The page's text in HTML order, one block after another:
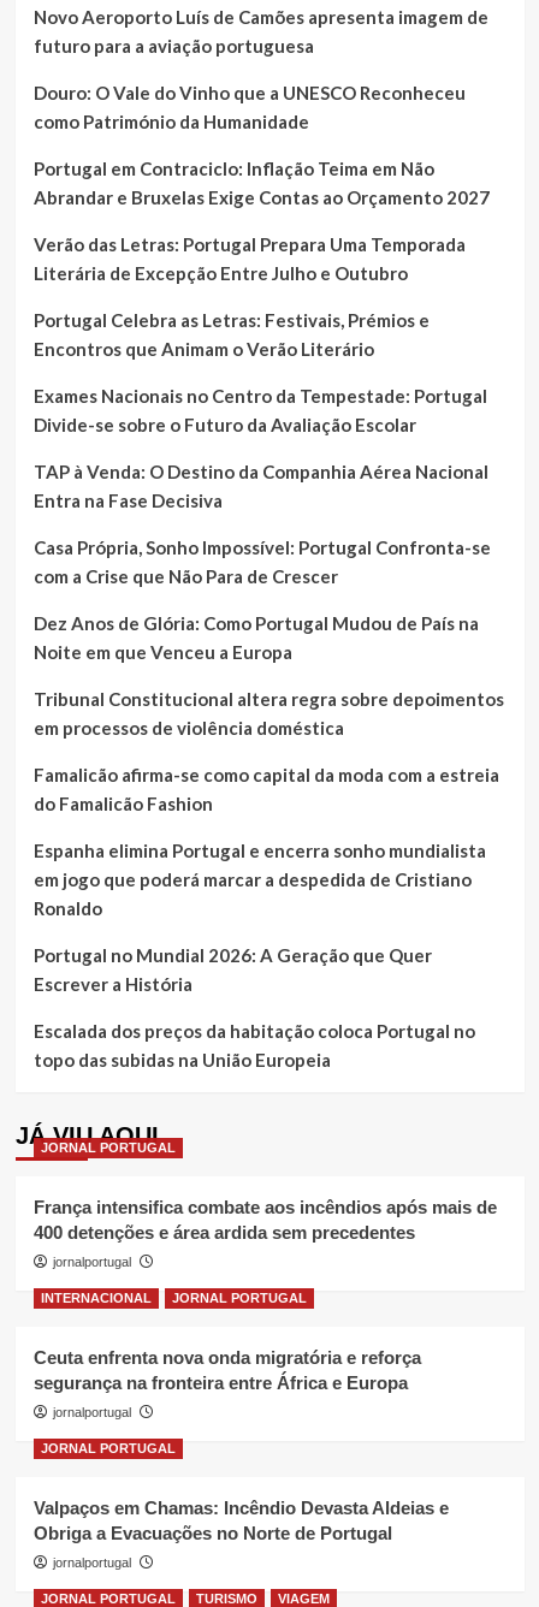
Novo Aeroporto Luís de Camões apresenta imagem de
futuro para a aviação portuguesa
Douro: O Vale do Vinho que a UNESCO Reconheceu
como Património da Humanidade
Portugal em Contraciclo: Inflação Teima em Não
Abrandar e Bruxelas Exige Contas ao Orçamento 2027
Verão das Letras: Portugal Prepara Uma Temporada
Literária de Excepção Entre Julho e Outubro
Portugal Celebra as Letras: Festivais, Prémios e
Encontros que Animam o Verão Literário
Exames Nacionais no Centro da Tempestade: Portugal
Divide-se sobre o Futuro da Avaliação Escolar
TAP à Venda: O Destino da Companhia Aérea Nacional
Entra na Fase Decisiva
Casa Própria, Sonho Impossível: Portugal Confronta-se
com a Crise que Não Para de Crescer
Dez Anos de Glória: Como Portugal Mudou de País na
Noite em que Venceu a Europa
Tribunal Constitucional altera regra sobre depoimentos
em processos de violência doméstica
Famalicão afirma-se como capital da moda com a estreia
do Famalicão Fashion
Espanha elimina Portugal e encerra sonho mundialista
em jogo que poderá marcar a despedida de Cristiano
Ronaldo
Portugal no Mundial 2026: A Geração que Quer
Escrever a História
Escalada dos preços da habitação coloca Portugal no
topo das subidas na União Europeia
JÁ VIU AQUI
JORNAL PORTUGAL
França intensifica combate aos incêndios após mais de
400 detenções e área ardida sem precedentes
jornalportugal
INTERNACIONAL JORNAL PORTUGAL
Ceuta enfrenta nova onda migratória e reforça
segurança na fronteira entre África e Europa
jornalportugal
JORNAL PORTUGAL
Valpaços em Chamas: Incêndio Devasta Aldeias e
Obriga a Evacuações no Norte de Portugal
jornalportugal
JORNAL PORTUGAL TURISMO VIAGEM